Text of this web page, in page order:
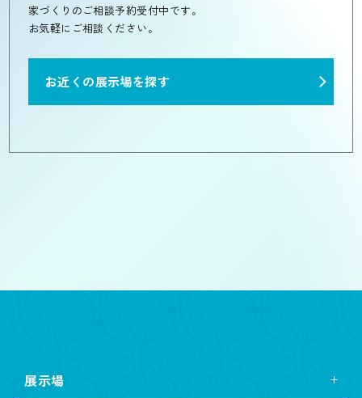
家づくりのご相談予約受付中です。
お気軽にご相談ください。
お近くの展示場を探す
展示場